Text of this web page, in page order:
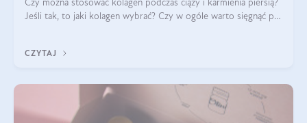
Czy można stosować kolagen podczas ciąży i karmienia piersią?
Jeśli tak, to jaki kolagen wybrać? Czy w ogóle warto sięgnąć po
CZYTAJ